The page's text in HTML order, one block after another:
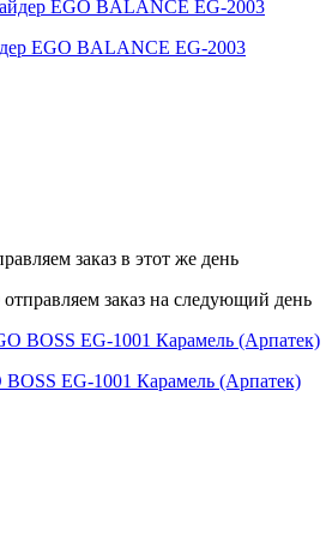
EGO BALANCE EG-2003
заказ в этот же день
отправляем заказ на следующий день
EG-1001 Карамель (Арпатек)